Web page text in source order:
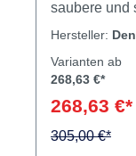
saubere und
direkten
Belastung zu
Primeprint
(Post
Hersteller:
Varianten ab
268,63 €*
268,63 €*
305,00 €*